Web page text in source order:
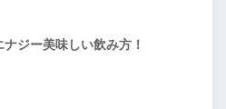
ジー美味しい飲み方！